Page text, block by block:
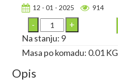
12 - 01 - 2025 914
Na stanju: 9
Masa po komadu: 0.01 KG
Opis